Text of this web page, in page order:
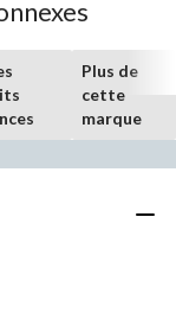
Plus de
cette
marque